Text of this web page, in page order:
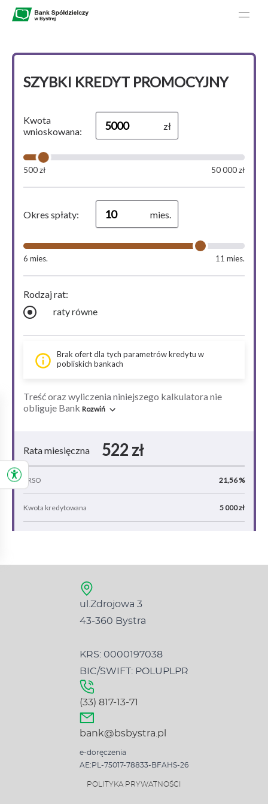
Bank Spółdzielczy w Bystrej - Menu główne
ul.Zdrojowa 3
43-360 Bystra
KRS: 0000197038
BIC/SWIFT: POLUPLPR
(33) 817-13-71
bank@bsbystra.pl
e-doręczenia
AE:PL-75017-78833-BFAHS-26
POLITYKA PRYWATNOŚCI